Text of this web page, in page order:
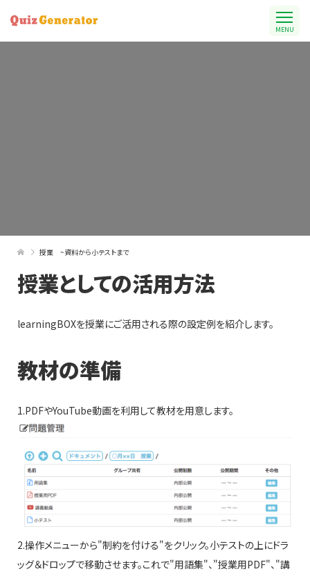
MENU
授業 ~資料から小テストまで
授業としての活用方法
learningBOXを授業にご活用される際の設定例を紹介します。
教材の準備
1.PDFやYouTube動画を利用して教材を用意します。
2.操作メニューから"制約を付ける"をクリック。小テストの上にドラ
ッグ＆ドロップで移動させます。これで"用語集"、"授業用PDF"、"講